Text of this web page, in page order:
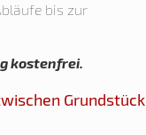
bis zur
kostenfrei.
Grundstück